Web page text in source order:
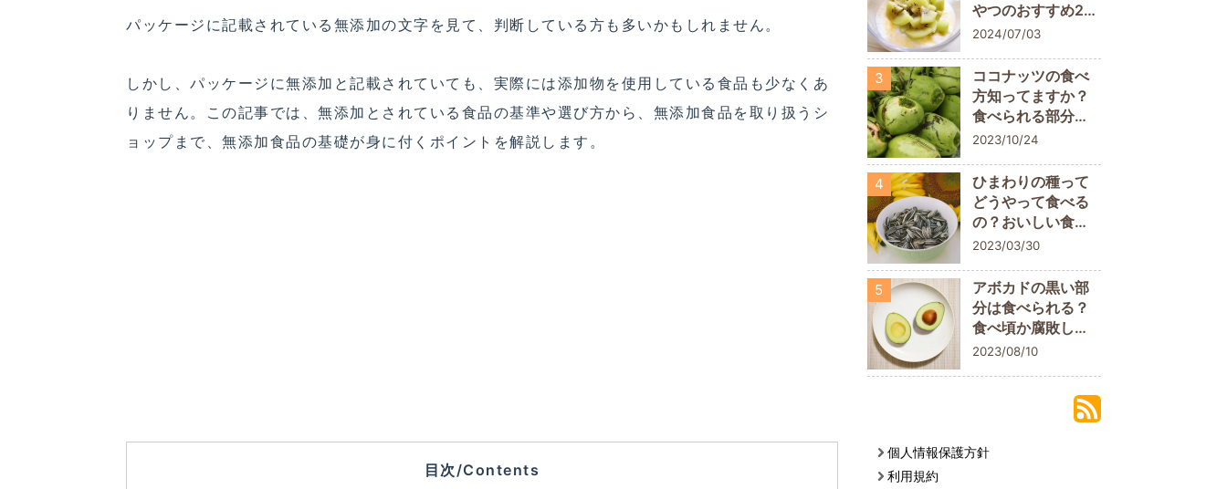
パッケージに記載されている無添加の文字を見て、判断している方も多いかもしれません。
しかし、パッケージに無添加と記載されていても、実際には添加物を使用している食品も少なくあ
りません。この記事では、無添加とされている食品の基準や選び方から、無添加食品を取り扱うシ
ョップまで、無添加食品の基礎が身に付くポイントを解説します。
目次/Contents
やつのおすすめ20
商品
2024/07/03
ココナッツの食べ
方知ってますか？
食べられる部分に
ついておさらいし
2023/10/24
3
ひまわりの種って
どうやって食べる
の？おいしい食べ
方や栄養素を解説
2023/03/30
4
アボカドの黒い部
分は食べられる？
食べ頃か腐敗して
いるかの判断ポイ
2023/08/10
5
個人情報保護方針
利用規約